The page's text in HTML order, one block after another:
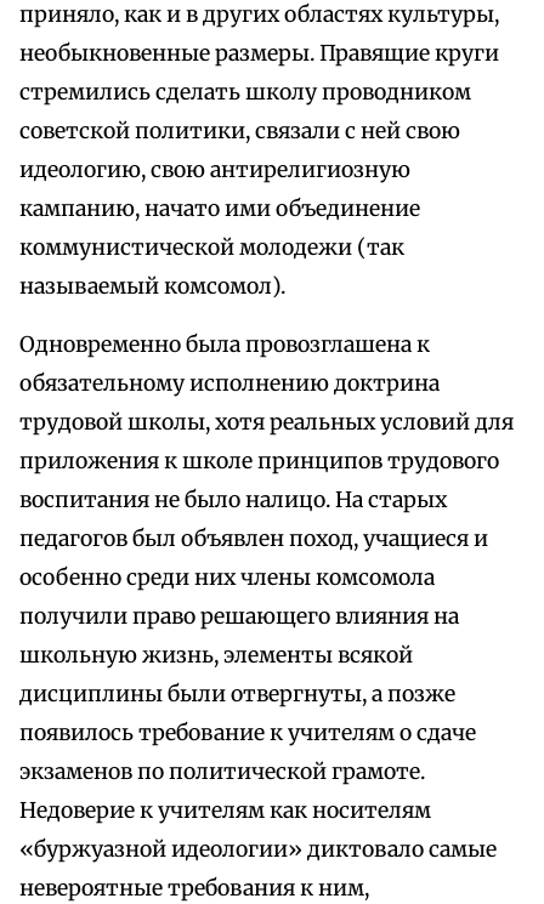
приняло, как и в других областях культуры,
необыкновенные размеры. Правящие круги
стремились сделать школу проводником
советской политики, связали с ней свою
идеологию, свою антирелигиозную
кампанию, начато ими объединение
коммунистической молодежи (так
называемый комсомол).
Одновременно была провозглашена к
обязательному исполнению доктрина
трудовой школы, хотя реальных условий для
приложения к школе принципов трудового
воспитания не было налицо. На старых
педагогов был объявлен поход, учащиеся и
особенно среди них члены комсомола
получили право решающего влияния на
школьную жизнь, элементы всякой
дисциплины были отвергнуты, а позже
появилось требование к учителям о сдаче
экзаменов по политической грамоте.
Недоверие к учителям как носителям
«буржуазной идеологии» диктовало самые
невероятные требования к ним,